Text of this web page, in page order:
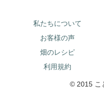
私たちについて
お客様の声
畑のレシピ
利用規約
© 2015 こ